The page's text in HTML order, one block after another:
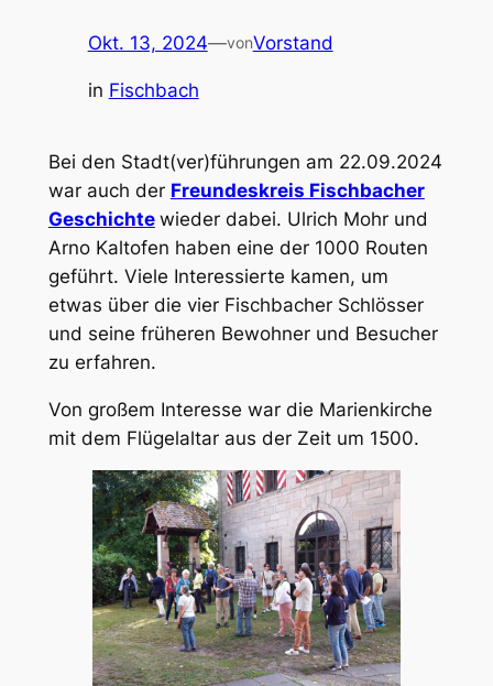
Okt. 13, 2024—vonVorstand
in Fischbach
Bei den Stadt(ver)führungen am 22.09.2024
war auch der Freundeskreis Fischbacher
Geschichte wieder dabei. Ulrich Mohr und
Arno Kaltofen haben eine der 1000 Routen
geführt. Viele Interessierte kamen, um
etwas über die vier Fischbacher Schlösser
und seine früheren Bewohner und Besucher
zu erfahren.
Von großem Interesse war die Marienkirche
mit dem Flügelaltar aus der Zeit um 1500.